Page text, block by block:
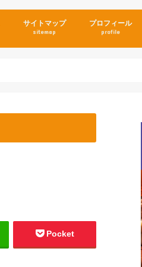
サイトマップ
sitemap
プロフィール
profile
Pocket